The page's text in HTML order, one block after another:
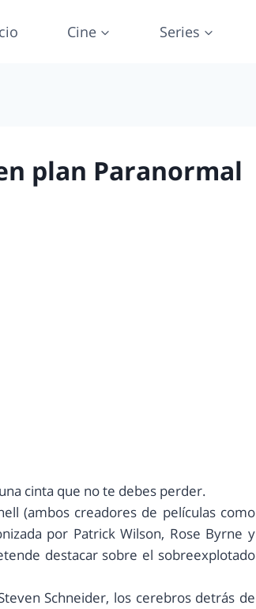
Cine Series
plan Paranormal
cinta que no te debes perder.
(ambos creadores de películas como
por Patrick Wilson, Rose Byrne y
destacar sobre el sobreexplotado
Schneider, los cerebros detrás de